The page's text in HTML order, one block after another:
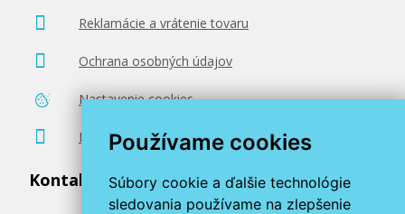
Používame cookies
Súbory cookie a ďalšie technológie
sledovania používame na zlepšenie
Reklamácie a vrátenie tovaru
Ochrana osobných údajov
Nastavenie cookies
Poradenstvo zadarmo
Kontaktujte nás